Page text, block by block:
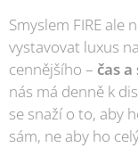
Smyslem FIRE ale
vystavovat luxus
cennějšího – čas
nás má denně k
se snaží o to, aby
sám, ne aby ho